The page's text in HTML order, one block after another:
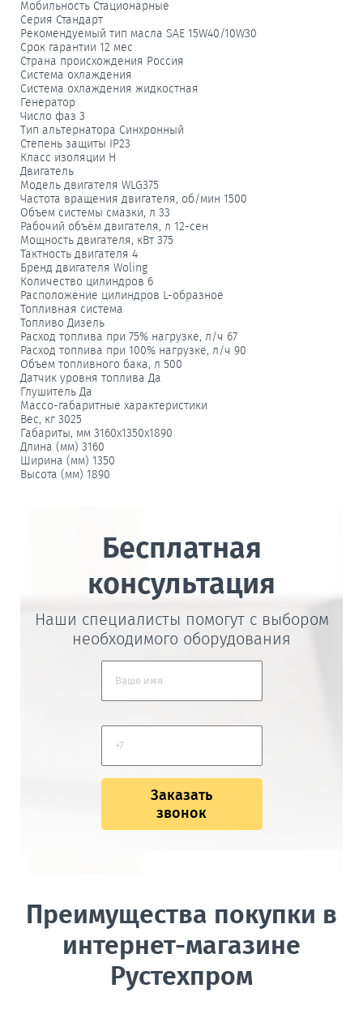
Мобильность Стационарные
Серия Стандарт
Рекомендуемый тип масла SAE 15W40/10W30
Срок гарантии 12 мес
Страна происхождения Россия
Система охлаждения
Система охлаждения жидкостная
Генератор
Число фаз 3
Тип альтернатора Синхронный
Степень защиты IP23
Класс изоляции H
Двигатель
Модель двигателя WLG375
Частота вращения двигателя, об/мин 1500
Объем системы смазки, л 33
Рабочий объём двигателя, л 12-сен
Мощность двигателя, кВт 375
Тактность двигателя 4
Бренд двигателя Woling
Количество цилиндров 6
Расположение цилиндров L-образное
Топливная система
Топливо Дизель
Расход топлива при 75% нагрузке, л/ч 67
Расход топлива при 100% нагрузке, л/ч 90
Объем топливного бака, л 500
Датчик уровня топлива Да
Глушитель Да
Массо-габаритные характеристики
Вес, кг 3025
Габариты, мм 3160х1350х1890
Длина (мм) 3160
Ширина (мм) 1350
Высота (мм) 1890
Бесплатная
консультация
Наши специалисты помогут с выбором
необходимого оборудования
Заказать
звонок
Преимущества покупки в
интернет-магазине
Рустехпром